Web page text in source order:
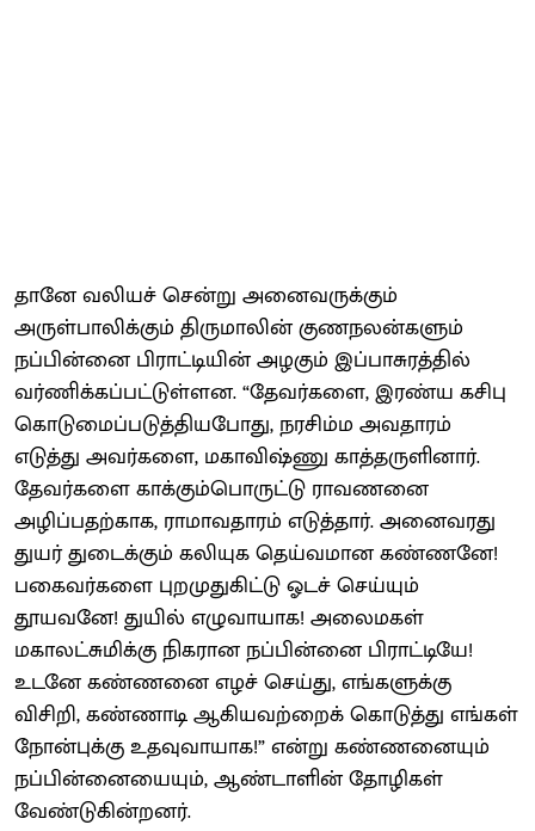
தானே வலியச் சென்று அனைவருக்கும்
அருள்பாலிக்கும் திருமாலின் குணநலன்களும்
நப்பின்னை பிராட்டியின் அழகும் இப்பாசுரத்தில்
வர்ணிக்கப்பட்டுள்ளன. “தேவர்களை, இரண்ய கசிபு
கொடுமைப்படுத்தியபோது, நரசிம்ம அவதாரம்
எடுத்து அவர்களை, மகாவிஷ்ணு காத்தருளினார்.
தேவர்களை காக்கும்பொருட்டு ராவணனை
அழிப்பதற்காக, ராமாவதாரம் எடுத்தார். அனைவரது
துயர் துடைக்கும் கலியுக தெய்வமான கண்ணனே!
பகைவர்களை புறமுதுகிட்டு ஓடச் செய்யும்
தூயவனே! துயில் எழுவாயாக! அலைமகள்
மகாலட்சுமிக்கு நிகரான நப்பின்னை பிராட்டியே!
உடனே கண்ணனை எழச் செய்து, எங்களுக்கு
விசிறி, கண்ணாடி ஆகியவற்றைக் கொடுத்து எங்கள்
நோன்புக்கு உதவுவாயாக!” என்று கண்ணனையும்
நப்பின்னையையும், ஆண்டாளின் தோழிகள்
வேண்டுகின்றனர்.